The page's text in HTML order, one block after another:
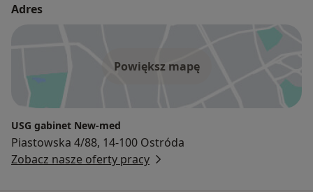
Adres
Powiększ mapę
USG gabinet New-med
Piastowska 4/88, 14-100 Ostróda
Zobacz nasze oferty pracy